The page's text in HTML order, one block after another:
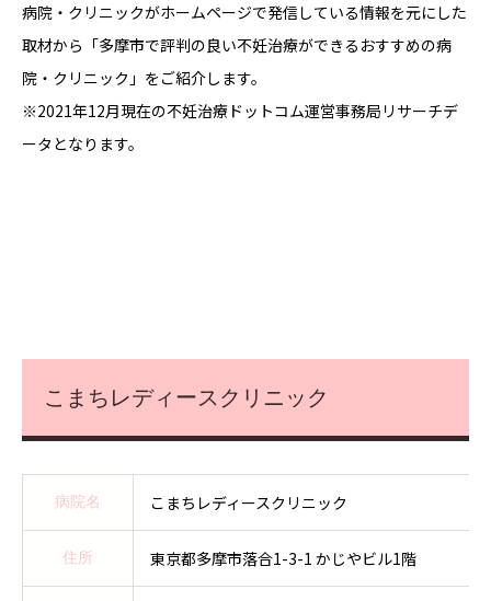
病院・クリニックがホームページで発信している情報を元にした
取材から「多摩市で評判の良い不妊治療ができるおすすめの病
院・クリニック」をご紹介します。
※2021年12月現在の不妊治療ドットコム運営事務局リサーチデ
ータとなります。
こまちレディースクリニック
病院名 こまちレディースクリニック
住所 東京都多摩市落合1-3-1 かじやビル1階